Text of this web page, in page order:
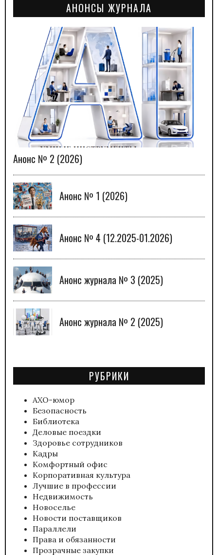
АНОНСЫ ЖУРНАЛА
Анонс № 2 (2026)
Анонс № 1 (2026)
Анонс № 4 (12.2025-01.2026)
Анонс журнала № 3 (2025)
Анонс журнала № 2 (2025)
РУБРИКИ
АХО-юмор
Безопасность
Библиотека
Деловые поездки
Здоровье сотрудников
Кадры
Комфортный офис
Корпоративная культура
Лучшие в профессии
Недвижимость
Новоселье
Новости поставщиков
Параллели
Права и обязанности
Прозрачные закупки